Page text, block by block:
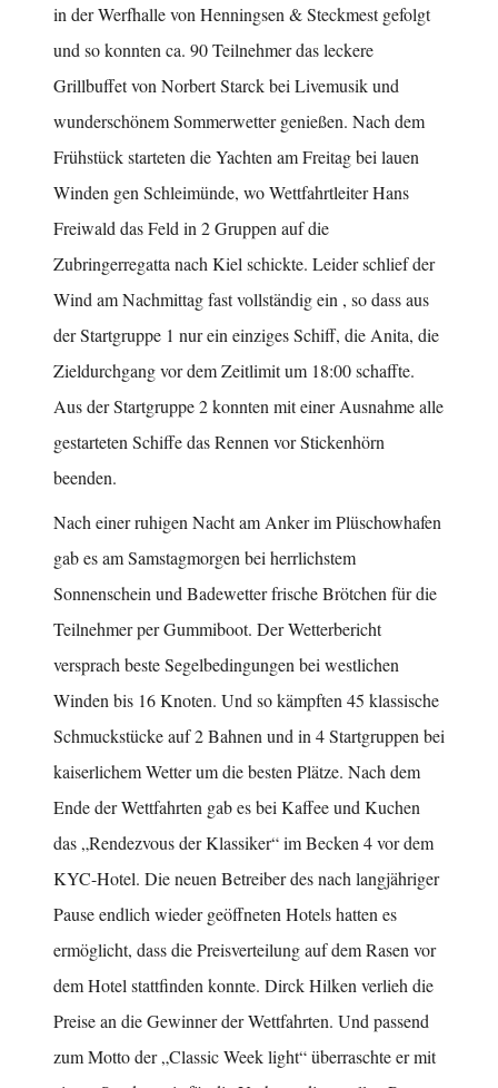
in der Werfhalle von Henningsen & Steckmest gefolgt
und so konnten ca. 90 Teilnehmer das leckere
Grillbuffet von Norbert Starck bei Livemusik und
wunderschönem Sommerwetter genießen. Nach dem
Frühstück starteten die Yachten am Freitag bei lauen
Winden gen Schleimünde, wo Wettfahrtleiter Hans
Freiwald das Feld in 2 Gruppen auf die
Zubringerregatta nach Kiel schickte. Leider schlief der
Wind am Nachmittag fast vollständig ein , so dass aus
der Startgruppe 1 nur ein einziges Schiff, die Anita, die
Zieldurchgang vor dem Zeitlimit um 18:00 schaffte.
Aus der Startgruppe 2 konnten mit einer Ausnahme alle
gestarteten Schiffe das Rennen vor Stickenhörn
beenden.
Nach einer ruhigen Nacht am Anker im Plüschowhafen
gab es am Samstagmorgen bei herrlichstem
Sonnenschein und Badewetter frische Brötchen für die
Teilnehmer per Gummiboot. Der Wetterbericht
versprach beste Segelbedingungen bei westlichen
Winden bis 16 Knoten. Und so kämpften 45 klassische
Schmuckstücke auf 2 Bahnen und in 4 Startgruppen bei
kaiserlichem Wetter um die besten Plätze. Nach dem
Ende der Wettfahrten gab es bei Kaffee und Kuchen
das „Rendezvous der Klassiker“ im Becken 4 vor dem
KYC-Hotel. Die neuen Betreiber des nach langjähriger
Pause endlich wieder geöffneten Hotels hatten es
ermöglicht, dass die Preisverteilung auf dem Rasen vor
dem Hotel stattfinden konnte. Dirck Hilken verlieh die
Preise an die Gewinner der Wettfahrten. Und passend
zum Motto der „Classic Week light“ überraschte er mit